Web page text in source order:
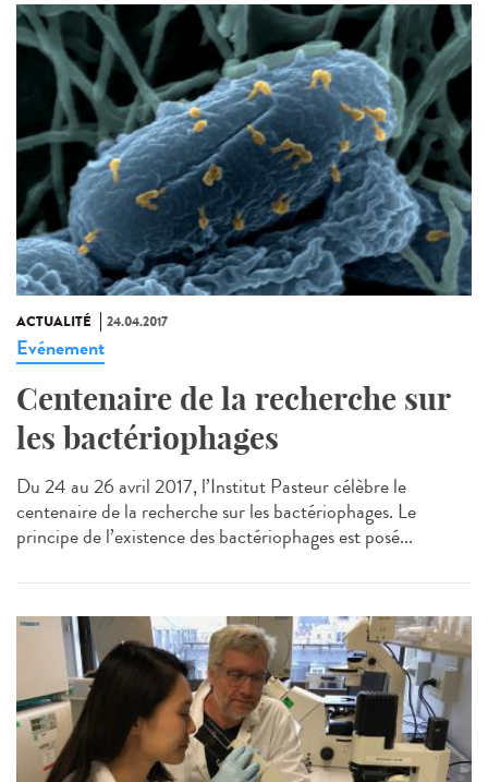
ACTUALITÉ 24.04.2017
Evénement
Centenaire de la recherche sur
les bactériophages
Du 24 au 26 avril 2017, l’Institut Pasteur célèbre le
centenaire de la recherche sur les bactériophages. Le
principe de l’existence des bactériophages est posé...